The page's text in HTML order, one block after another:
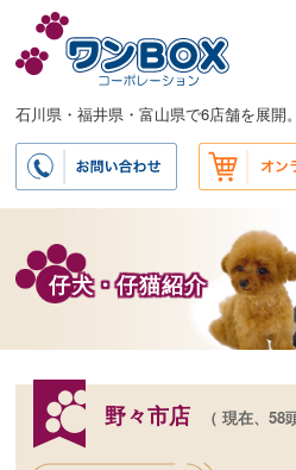
ン
ン
ツ
へ
コ
テ
へ
移
石川県・福井県・富山県で6店舗を展開
仔犬・仔猫紹介
野々市店 （ 現在、58